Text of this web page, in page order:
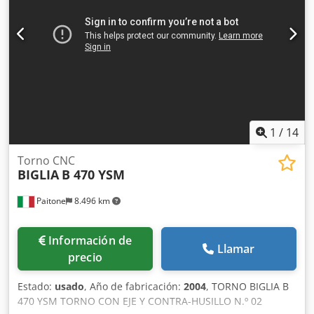
1 / 14
Paitone 8.496 km
Torno CNC
BIGLIA B 470 YSM
Información de
precio
Llamar
Estado: usado, Año de fabricación: 2004, TORNO BIGLIA B
470 YSM TORNO CON EJE Y CONTRA-HUSILLO N.º 02